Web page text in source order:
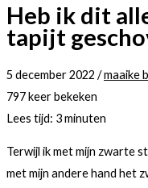
Heb ik dit
tapijt
5 december 2022 /maaike
797 keer bekeken
Lees tijd: 3minuten
Terwijl ik met mijn zwarte
met mijn andere hand het